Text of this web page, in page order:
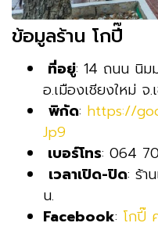
ข้อมูลร้าน โกปี๊
ที่อยู่: 14 ถนน นิม
อ.เมืองเชียงใหม่ จ.
พิกัด: https://
Jp9
เบอร์โทร: 064
เวลาเปิด-ปิด: ร้า
น.
Facebook: โกปี๊